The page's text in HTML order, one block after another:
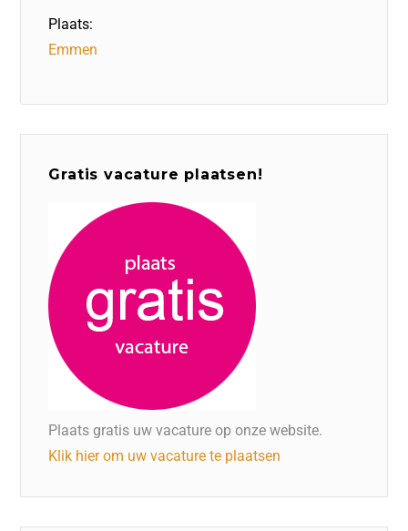
Plaats:
Emmen
Gratis vacature plaatsen!
Plaats gratis uw vacature op onze website.
Klik hier om uw vacature te plaatsen